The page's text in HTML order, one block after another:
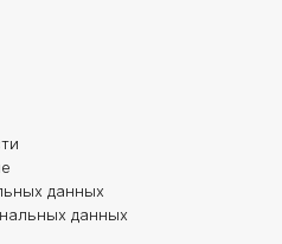
данных
данных